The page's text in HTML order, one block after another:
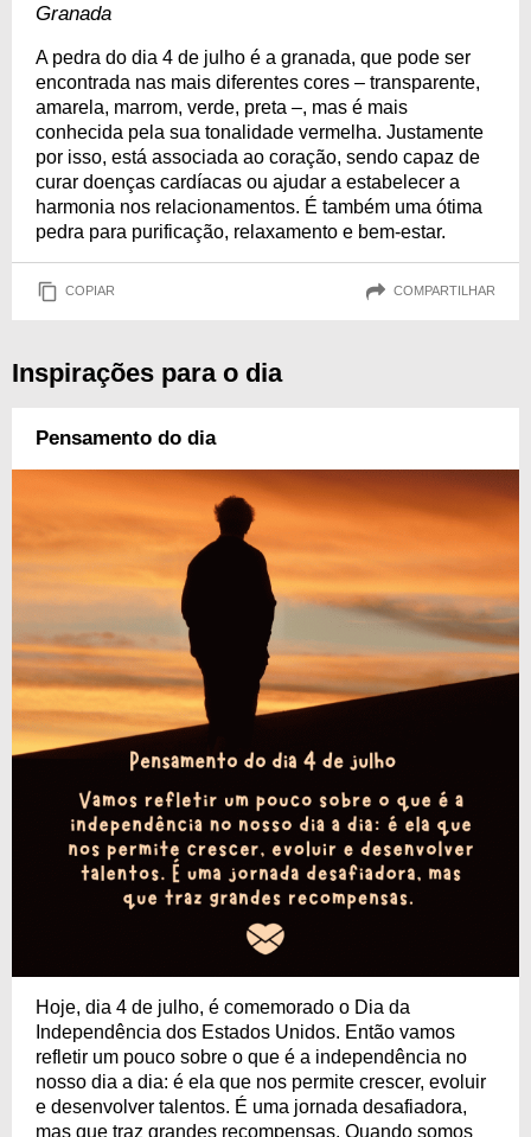
Granada
A pedra do dia 4 de julho é a granada, que pode ser
encontrada nas mais diferentes cores – transparente,
amarela, marrom, verde, preta –, mas é mais
conhecida pela sua tonalidade vermelha. Justamente
por isso, está associada ao coração, sendo capaz de
curar doenças cardíacas ou ajudar a estabelecer a
harmonia nos relacionamentos. É também uma ótima
pedra para purificação, relaxamento e bem-estar.
COPIAR COMPARTILHAR
Inspirações para o dia
Pensamento do dia
Hoje, dia 4 de julho, é comemorado o Dia da
Independência dos Estados Unidos. Então vamos
refletir um pouco sobre o que é a independência no
nosso dia a dia: é ela que nos permite crescer, evoluir
e desenvolver talentos. É uma jornada desafiadora,
mas que traz grandes recompensas. Quando somos